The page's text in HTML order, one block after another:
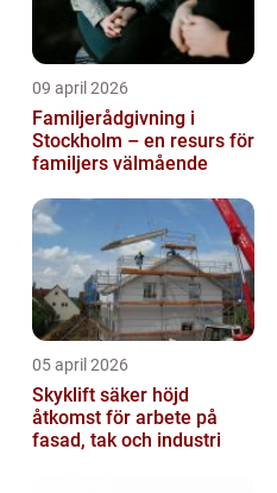
09 april 2026
Familjerådgivning i
Stockholm – en resurs för
familjers välmående
05 april 2026
Skyklift säker höjd
åtkomst för arbete på
fasad, tak och industri